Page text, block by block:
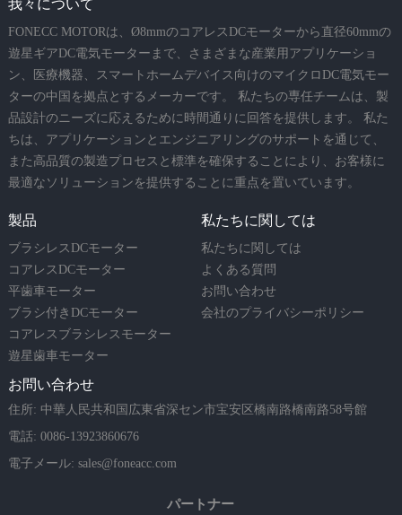
我々について
FONECC MOTORは、Ø8mmのコアレスDCモーターから直径60mmの
遊星ギアDC電気モーターまで、さまざまな産業用アプリケーショ
ン、医療機器、スマートホームデバイス向けのマイクロDC電気モー
ターの中国を拠点とするメーカーです。 私たちの専任チームは、製
品設計のニーズに応えるために時間通りに回答を提供します。 私た
ちは、アプリケーションとエンジニアリングのサポートを通じて、
また高品質の製造プロセスと標準を確保することにより、お客様に
最適なソリューションを提供することに重点を置いています。
製品
ブラシレスDCモーター
コアレスDCモーター
平歯車モーター
ブラシ付きDCモーター
コアレスブラシレスモーター
遊星歯車モーター
私たちに関しては
私たちに関しては
よくある質問
お問い合わせ
会社のプライバシーポリシー
お問い合わせ
住所: 中華人民共和国広東省深セン市宝安区橋南路橋南路58号館
電話: 0086-13923860676
電子メール: sales@foneacc.com
パートナー